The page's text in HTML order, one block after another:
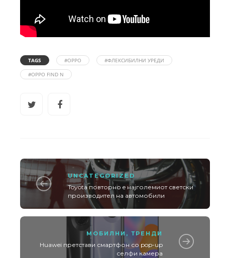
TAGS #OPPO
#ФЛЕКСИБИЛНИ УРЕДИ
#OPPO FIND N
UNCATEGORIZED
Toyota повторно e најголемиот светски
производител на автомобили
МОБИЛНИ , ТРЕНДИ
Huawei претстави смартфон со pop-up
селфи камера